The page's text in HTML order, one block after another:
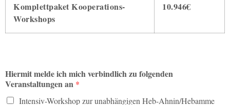
Komplettpaket Kooperations-
Workshops
10.946€
Hiermit melde ich mich verbindlich zu folgenden
Veranstaltungen an *
Intensiv-Workshop zur unabhängigen Heb-Ahnin/Hebamme